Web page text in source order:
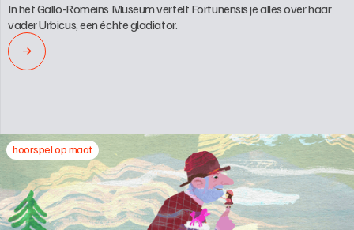
In het Gallo-Romeins Museum vertelt Fortunensis je alles over haar
vader Urbicus, een échte gladiator.
→
hoorspel op maat